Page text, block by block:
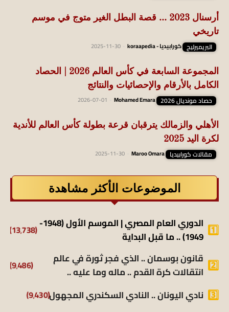
أرسنال 2023 … قصة البطل الغير متوج في موسم
تاريخي
البريميرليج كورابيديا - koraapedia 2025-11-30
المجموعة السابعة في كأس العالم 2026 | الحصاد
الكامل بالأرقام والإحصائيات والنتائج
حصاد مونديال 2026 Mohamed Emara
2026-07-01
الأهلي والزمالك يترقبان قرعة بطولة كأس العالم للأندية
لكرة اليد 2025
مقالات كورابيديا Maroo Omara
2025-11-30
الموضوعات الأكثر مشاهدة
الدوري العام المصري | الموسم الأول (1948-
1949) .. ما قبل البداية
(13٬738)
قانون بوسمان .. الذي فجر ثورة في عالم
انتقالات كرة القدم .. ماله وما عليه ..
(9٬486)
نادي اليونان .. النادي السكندري المجهول(9٬430)